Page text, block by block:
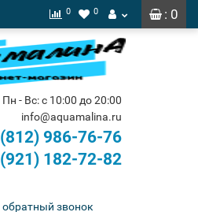
: 0
0 0
Пн - Вс: с 10:00 до 20:00
info@aquamalina.ru
986-76-76
182-72-82
обратный звонок